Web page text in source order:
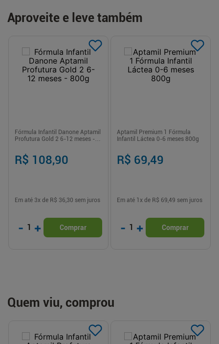
Aproveite e leve também
Fórmula Infantil Danone Aptamil
Profutura Gold 2 6-12 meses -
R$ 108,90
Em até 3x de R$ 36,30 sem juros
- 1 + Comprar
Aptamil Premium 1 Fórmula
Infantil Láctea 0-6 meses 800g
R$ 69,49
Em até 1 x de R$ 69,49 sem juros
- 1 + Comprar
Quem viu, comprou